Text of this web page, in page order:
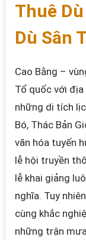
Thuê
Dù Sân
Cao Bằng –
Tổ quốc với
những di tích
Bó, Thác Bản
văn hóa tuyến
lễ hội truyền
lễ khai giảng
nghĩa. Tuy
cùng khắc
những trận